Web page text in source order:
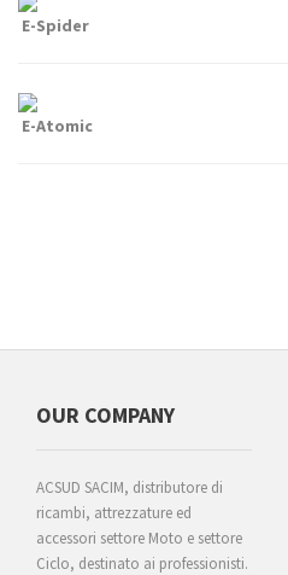
E-Spider
E-Atomic
OUR COMPANY
ACSUD SACIM, distributore di
ricambi, attrezzature ed
accessori settore Moto e settore
Ciclo, destinato ai professionisti.